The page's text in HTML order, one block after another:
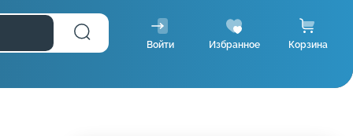
Войти Избранное Корзина